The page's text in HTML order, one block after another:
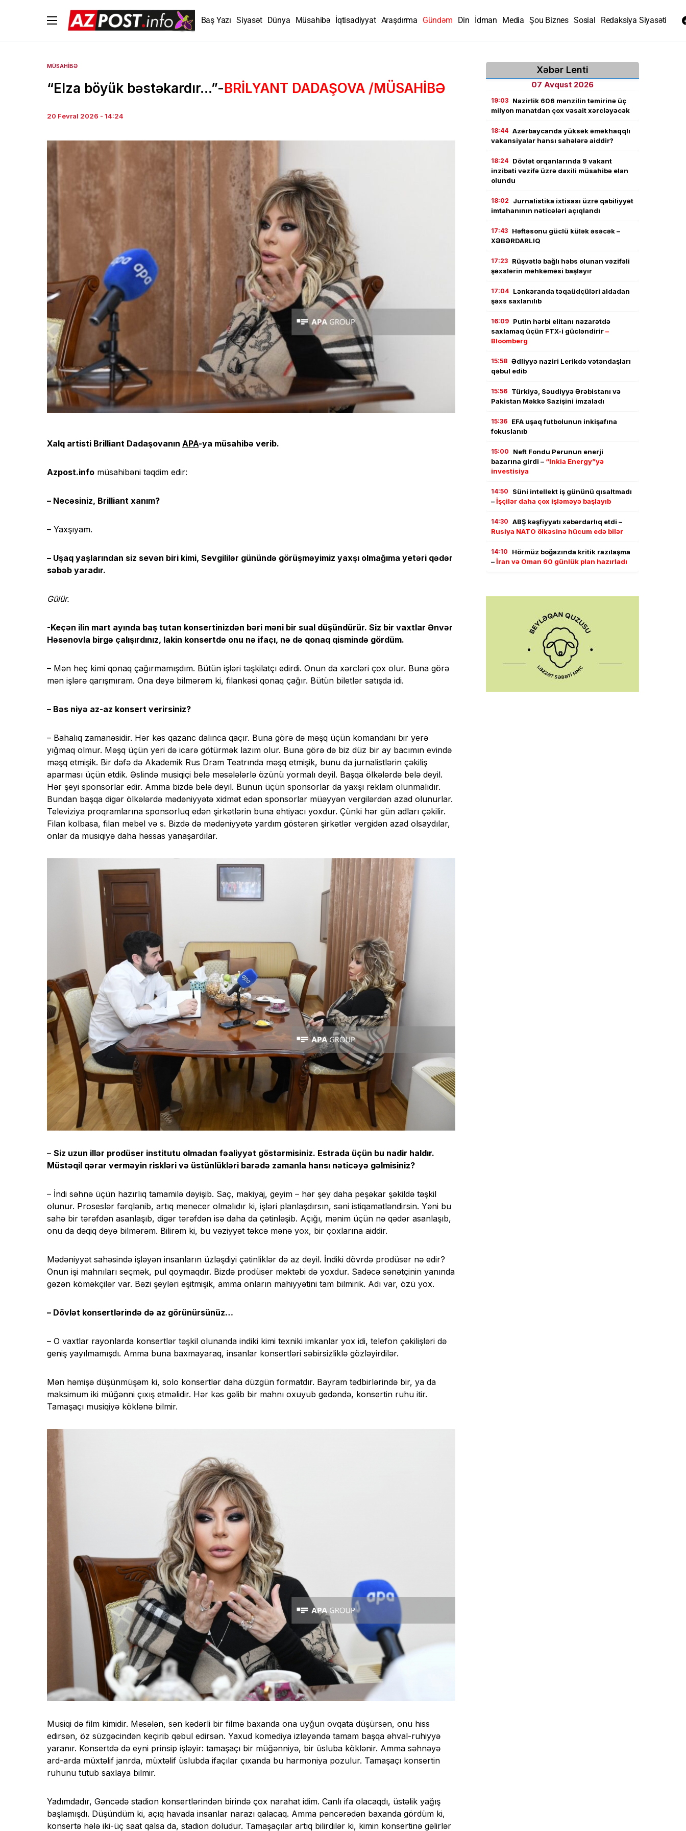
Baş Yazı Siyasət Dünya Müsahibə İqtisadiyyat Araşdırma Gündəm Din İdman Media Şou Biznes Sosial Redaksiya Siyasəti
MÜSAHIBƏ
“Elza böyük bəstəkardır…”-BRİLYANT DADAŞOVA /MÜSAHİBƏ
20 Fevral 2026 - 14:24
Xalq artisti Brilliant Dadaşovanın APA-ya müsahibə verib.
Azpost.info müsahibəni təqdim edir:
– Necəsiniz, Brilliant xanım?
– Yaxşıyam.
– Uşaq yaşlarından siz sevən biri kimi, Sevgililər günündə görüşməyimiz yaxşı olmağıma yetəri qədər
səbəb yaradır.
Gülür.
-Keçən ilin mart ayında baş tutan konsertinizdən bəri məni bir sual düşündürür. Siz bir vaxtlar Ənvər
Həsənovla birgə çalışırdınız, lakin konsertdə onu nə ifaçı, nə də qonaq qismində gördüm.
– Mən heç kimi qonaq çağırmamışdım. Bütün işləri təşkilatçı edirdi. Onun da xərcləri çox olur. Buna görə
mən işlərə qarışmıram. Ona deyə bilmərəm ki, filankəsi qonaq çağır. Bütün biletlər satışda idi.
– Bəs niyə az-az konsert verirsiniz?
– Bahalıq zamanəsidir. Hər kəs qazanc dalınca qaçır. Buna görə də məşq üçün komandanı bir yerə
yığmaq olmur. Məşq üçün yeri də icarə götürmək lazım olur. Buna görə də biz düz bir ay bacımın evində
məşq etmişik. Bir dəfə də Akademik Rus Dram Teatrında məşq etmişik, bunu da jurnalistlərin çəkiliş
aparması üçün etdik. Əslində musiqiçi belə məsələlərlə özünü yormalı deyil. Başqa ölkələrdə belə deyil.
Hər şeyi sponsorlar edir. Amma bizdə belə deyil. Bunun üçün sponsorlar da yaxşı reklam olunmalıdır.
Bundan başqa digər ölkələrdə mədəniyyətə xidmət edən sponsorlar müəyyən vergilərdən azad olunurlar.
Televiziya proqramlarına sponsorluq edən şirkətlərin buna ehtiyacı yoxdur. Çünki hər gün adları çəkilir.
Filan kolbasa, filan mebel və s. Bizdə də mədəniyyətə yardım göstərən şirkətlər vergidən azad olsaydılar,
onlar da musiqiyə daha həssas yanaşardılar.
– Siz uzun illər prodüser institutu olmadan fəaliyyət göstərmisiniz. Estrada üçün bu nadir haldır.
Müstəqil qərar verməyin riskləri və üstünlükləri barədə zamanla hansı nəticəyə gəlmisiniz?
– İndi səhnə üçün hazırlıq tamamilə dəyişib. Saç, makiyaj, geyim – hər şey daha peşəkar şəkildə təşkil
olunur. Proseslər fərqlənib, artıq menecer olmalıdır ki, işləri planlaşdırsın, səni istiqamətləndirsin. Yəni bu
sahə bir tərəfdən asanlaşıb, digər tərəfdən isə daha da çətinləşib. Açığı, mənim üçün nə qədər asanlaşıb,
onu da dəqiq deyə bilmərəm. Bilirəm ki, bu vəziyyət təkcə mənə yox, bir çoxlarına aiddir.
Mədəniyyət sahəsində işləyən insanların üzləşdiyi çətinliklər də az deyil. İndiki dövrdə prodüser nə edir?
Onun işi mahnıları seçmək, pul qoymaqdır. Bizdə prodüser məktəbi də yoxdur. Sadəcə sənətçinin yanında
gəzən köməkçilər var. Bəzi şeyləri eşitmişik, amma onların mahiyyətini tam bilmirik. Adı var, özü yox.
– Dövlət konsertlərində də az görünürsünüz…
– O vaxtlar rayonlarda konsertlər təşkil olunanda indiki kimi texniki imkanlar yox idi, telefon çəkilişləri də
geniş yayılmamışdı. Amma buna baxmayaraq, insanlar konsertləri səbirsizliklə gözləyirdilər.
Mən həmişə düşünmüşəm ki, solo konsertlər daha düzgün formatdır. Bayram tədbirlərində bir, ya da
maksimum iki müğənni çıxış etməlidir. Hər kəs gəlib bir mahnı oxuyub gedəndə, konsertin ruhu itir.
Tamaşaçı musiqiyə köklənə bilmir.
Musiqi də film kimidir. Məsələn, sən kədərli bir filmə baxanda ona uyğun ovqata düşürsən, onu hiss
edirsən, öz süzgəcindən keçirib qəbul edirsən. Yaxud komediya izləyəndə tamam başqa əhval-ruhiyyə
yaranır. Konsertdə də eyni prinsip işləyir: tamaşaçı bir müğənniyə, bir üsluba köklənir. Amma səhnəyə
ard-arda müxtəlif janrda, müxtəlif üslubda ifaçılar çıxanda bu harmoniya pozulur. Tamaşaçı konsertin
ruhunu tutub saxlaya bilmir.
Yadımdadır, Gəncədə stadion konsertlərindən birində çox narahat idim. Canlı ifa olacaqdı, üstəlik yağış
başlamışdı. Düşündüm ki, açıq havada insanlar narazı qalacaq. Amma pəncərədən baxanda gördüm ki,
konsertə hələ iki-üç saat qalsa da, stadion doludur. Tamaşaçılar artıq bilirdilər ki, kimin konsertinə gəlirlər
Xəbər Lenti
07 Avqust 2026
19:03 Nazirlik 606 mənzilin təmirinə üç
milyon manatdan çox vəsait xərcləyəcək
18:44 Azərbaycanda yüksək əməkhaqqlı
vakansiyalar hansı sahələrə aiddir?
18:24 Dövlət orqanlarında 9 vakant
inzibati vəzifə üzrə daxili müsahibə elan
olundu
18:02
Jurnalistika ixtisası üzrə qabiliyyət
imtahanının nəticələri açıqlandı
17:43 Həftəsonu güclü külək əsəcək –
XƏBƏRDARLIQ
17:23 Rüşvətlə bağlı həbs olunan vəzifəli
şəxslərin məhkəməsi başlayır
17:04 Lənkəranda təqaüdçüləri aldadan
şəxs saxlanılıb
16:09 Putin hərbi elitanı nəzarətdə
saxlamaq üçün FTX-i gücləndirir–
Bloomberg
15:58 Ədliyyə naziri Lerikdə vətəndaşları
qəbul edib
15:56 Türkiyə, Səudiyyə Ərəbistanı və
Pakistan Məkkə Sazişini imzaladı
15:36 EFA uşaq futbolunun inkişafına
fokuslanıb
15:00
Neft Fondu Perunun enerji
bazarına girdi – “Inkia Energy”yə
investisiya
14:50
Süni intellekt iş gününü qısaltmadı
–İşçilər daha çox işləməyə başlayıb
14:30 ABŞ kəşfiyyatı xəbərdarlıq etdi –
Rusiya NATO ölkəsinə hücum edə bilər
14:10
Hörmüz boğazında kritik razılaşma
–İran və Oman 60 günlük plan hazırladı